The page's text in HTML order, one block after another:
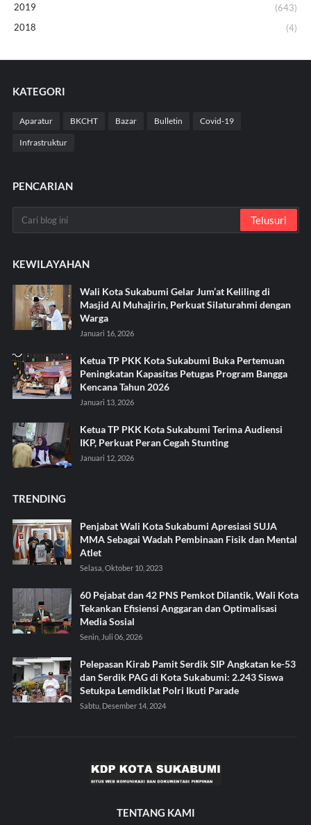
2019
(643)
2018
(4)
KATEGORI
Aparatur BKCHT Bazar Bulletin Covid-19
Infrastruktur
PENCARIAN
KEWILAYAHAN
Wali Kota Sukabumi Gelar Jum’at Keliling di
Masjid Al Muhajirin, Perkuat Silaturahmi dengan
Warga
Januari 16, 2026
Ketua TP PKK Kota Sukabumi Buka Pertemuan
Peningkatan Kapasitas Petugas Program Bangga
Kencana Tahun 2026
Januari 13, 2026
Ketua TP PKK Kota Sukabumi Terima Audiensi
IKP, Perkuat Peran Cegah Stunting
Januari 12, 2026
TRENDING
Penjabat Wali Kota Sukabumi Apresiasi SUJA
MMA Sebagai Wadah Pembinaan Fisik dan Mental
Atlet
Selasa, Oktober 10, 2023
60 Pejabat dan 42 PNS Pemkot Dilantik, Wali Kota
Tekankan Efisiensi Anggaran dan Optimalisasi
Media Sosial
Senin, Juli 06, 2026
Pelepasan Kirab Pamit Serdik SIP Angkatan ke-53
dan Serdik PAG di Kota Sukabumi: 2.243 Siswa
Setukpa Lemdiklat Polri Ikuti Parade
Sabtu, Desember 14, 2024
TENTANG KAMI